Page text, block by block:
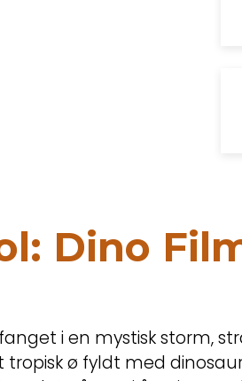
Dino
i en mystisk storm,
ø fyldt med